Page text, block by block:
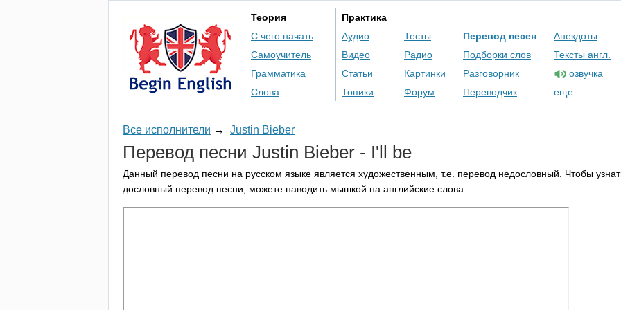
Теория
С чего начать
Самоучитель
Грамматика
Слова
Практика
Аудио
Видео
Статьи
Топики
Тесты
Радио
Картинки
Форум
Перевод песен
Подборки слов
Разговорник
Переводчик
Анекдоты
Тексты англ.
озвучка
еще...
Все исполнители → Justin Bieber
Перевод песни Justin Bieber - I'll be
Данный перевод песни на русском языке является художественным, т.е. перевод недословный. Чтобы
дословный перевод песни, можете наводить мышкой на английские слова.